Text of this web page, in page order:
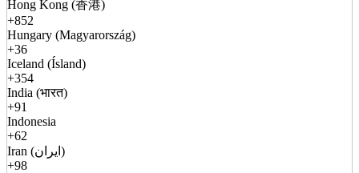
Hong Kong (香港)
+852
Hungary (Magyarország)
+36
Iceland (Ísland)
+354
India (भारत)
+91
Indonesia
+62
Iran (ایران)
+98